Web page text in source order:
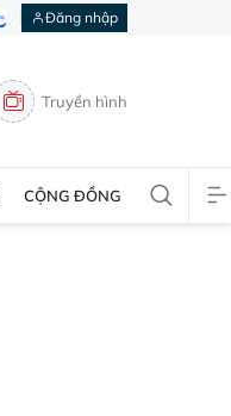
Đăng nhập
Truyền hình
CỘNG ĐỒNG